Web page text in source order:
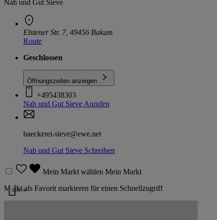
Nah und Gut Sieve
Elstener Str. 7, 49456 Bakum
Route
Geschlossen
Öffnungszeiten anzeigen
+495438303
Nah und Gut Sieve Anrufen
baeckerei-sieve@ewe.net
Nah und Gut Sieve Schreiben
Mein Markt wählen Mein Markt
Markt als Favorit markieren für einen Schnellzugriff
200 m